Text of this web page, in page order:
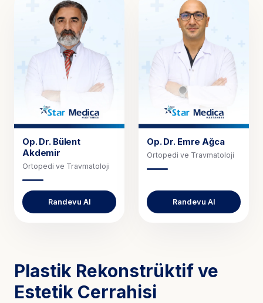
Op. Dr. Bülent
Akdemir
Ortopedi ve Travmatoloji
Randevu Al
Op. Dr. Emre Ağca
Ortopedi ve Travmatoloji
Randevu Al
Plastik Rekonstrüktif ve
Estetik Cerrahisi